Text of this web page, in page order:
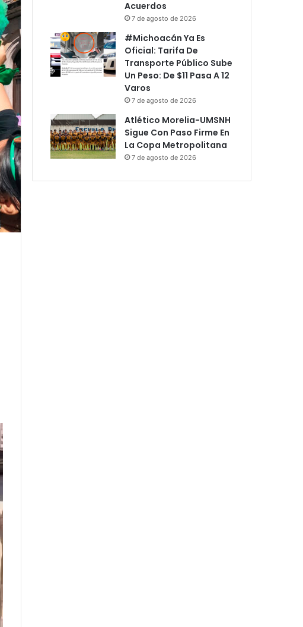
Acuerdos
7 de agosto de 2026
#Michoacán Ya Es
Oficial: Tarifa De
Transporte Público Sube
Un Peso: De $11 Pasa A 12
Varos
7 de agosto de 2026
Atlético Morelia-UMSNH
Sigue Con Paso Firme En
La Copa Metropolitana
7 de agosto de 2026